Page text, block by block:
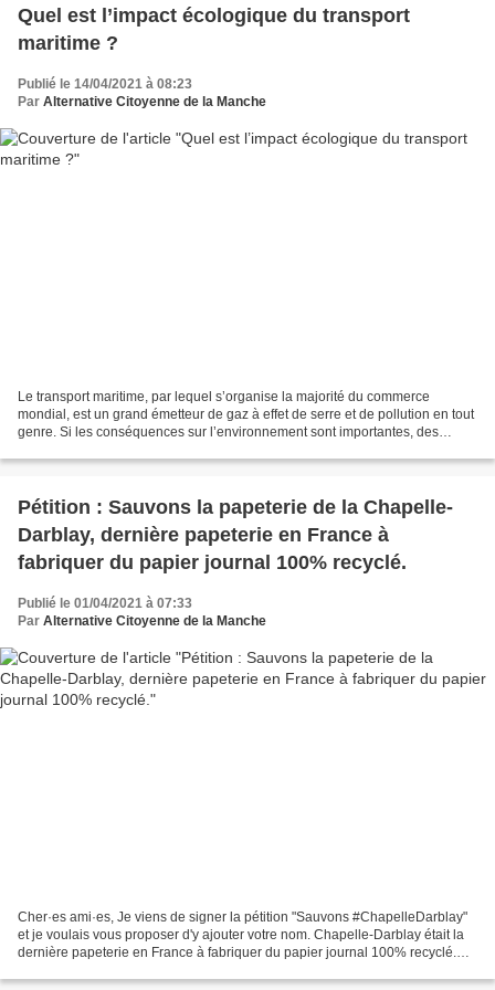
Quel est l’impact écologique du transport
maritime ?
Publié le 14/04/2021 à 08:23
Par Alternative Citoyenne de la Manche
Le transport maritime, par lequel s’organise la majorité du commerce
mondial, est un grand émetteur de gaz à effet de serre et de pollution en tout
genre. Si les conséquences sur l’environnement sont importantes, des
Pétition : Sauvons la papeterie de la Chapelle-
Darblay, dernière papeterie en France à
fabriquer du papier journal 100% recyclé.
Publié le 01/04/2021 à 07:33
Par Alternative Citoyenne de la Manche
Cher·es ami·es, Je viens de signer la pétition "Sauvons #ChapelleDarblay"
et je voulais vous proposer d'y ajouter votre nom. Chapelle-Darblay était la
dernière papeterie en France à fabriquer du papier journal 100% recyclé.